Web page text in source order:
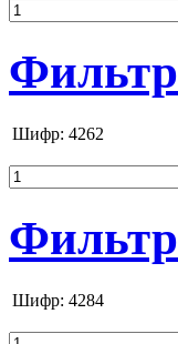
Шифр: 4262
Шифр: 4284